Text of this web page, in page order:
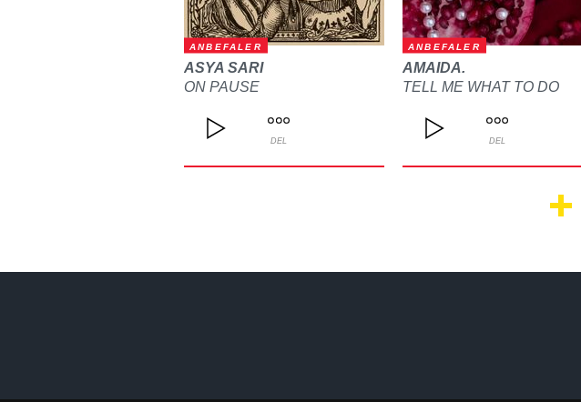
ANBEFALER
ASYA SARI
ON PAUSE
DEL
ANBEFALER
AMAIDA.
TELL ME WHAT TO DO
DEL